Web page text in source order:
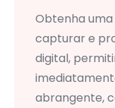
Obtenha
capturar e
digital,
abrangente,